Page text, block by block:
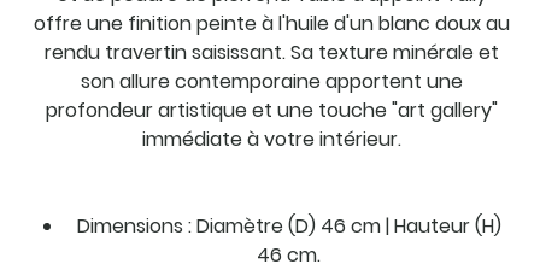
offre une finition peinte à l'huile d'un blanc doux au
rendu travertin saisissant. Sa texture minérale et
son allure contemporaine apportent une
profondeur artistique et une touche "art gallery"
immédiate à votre intérieur.
Dimensions : Diamètre (D) 46 cm | Hauteur (H)
46 cm.